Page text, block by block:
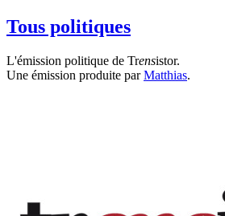
Tous politiques
L'émission politique de Trensistor.
Une émission produite parMatthias.